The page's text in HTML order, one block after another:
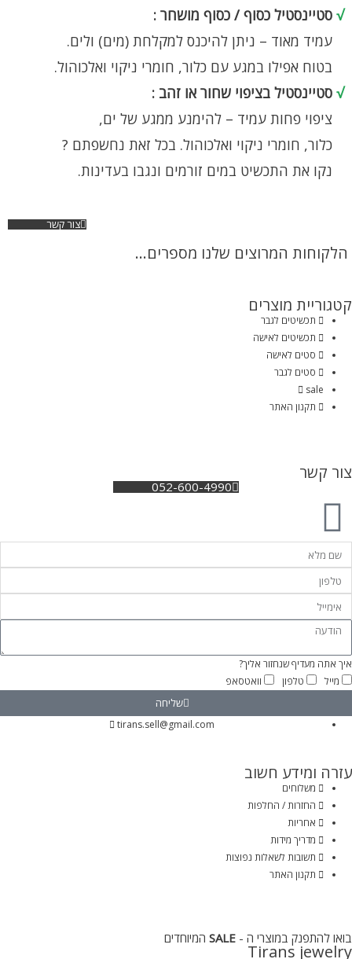
√ סטיינסטיל כסוף / כסוף מושחר :
עמיד מאוד – ניתן להיכנס למקלחת (מים) ולים.
בטוח אפילו במגע עם כלור, חומרי ניקוי ואלכוהול.
√ סטיינסטיל בציפוי שחור או זהב :
ציפוי פחות עמיד – להימנע ממגע של ים,
כלור, חומרי ניקוי ואלכוהול. בכל זאת נחשפתם ?
נקו את התכשיט במים זורמים ונגבו בעדינות.
צור קשר
הלקוחות המרוצים שלנו מספרים...
קטגוריית מוצרים
תכשיטים לגבר
תכשיטים לאישה
סטים לאישה
סטים לגבר
sale
תקנון האתר
צור קשר
052-600-4990
איך אתה מעדיף שנחזור אליך?
מייל
טלפון וואטסאפ
שליחה
tirans.sell@gmail.com
עזרה ומידע חשוב
משלוחים
החזרות / החלפות
אחריות
מדריך מידות
תשובות לשאלות נפוצות
תקנון האתר
בואו להתפנק במוצרי ה - SALE המיוחדים
Tirans jewelry